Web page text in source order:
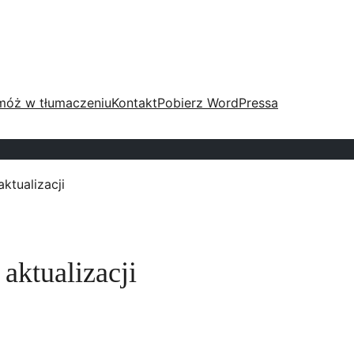
w tłumaczeniuKontaktPobierz WordPressa
aktualizacji